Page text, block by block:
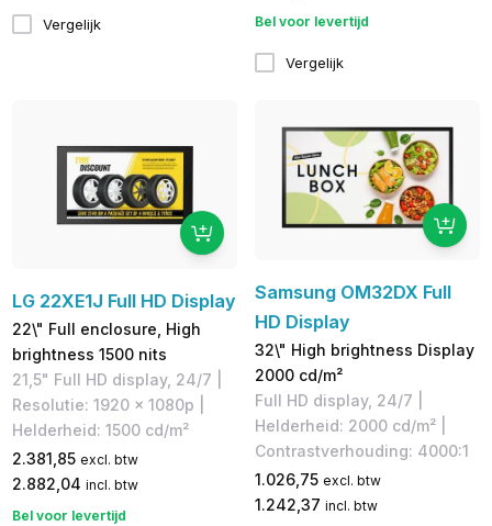
Vergelijk
Bel voor levertijd
Vergelijk
LG 22XE1J Full HD Display
22\" Full enclosure, High
brightness 1500 nits
21,5" Full HD display, 24/7 |
Resolutie: 1920 x 1080p |
Helderheid: 1500 cd/m²
2.381,85 excl. btw
2.882,04 incl. btw
Bel voor levertijd
Samsung OM32DX Full
HD Display
32\" High brightness Display
2000 cd/m²
Full HD display, 24/7 |
Helderheid: 2000 cd/m² |
Contrastverhouding: 4000:1
1.026,75 excl. btw
1.242,37 incl. btw